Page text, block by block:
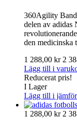
360Agility
delen av adidas
den medicinska
1 288,00 kr 2
Lägg till i
Reducerat pris!
I Lager
Lägg till i jämför
1 288,00 kr 2